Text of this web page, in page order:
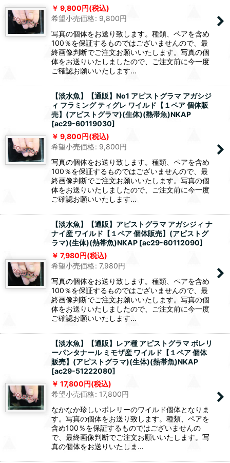
9,800円(税込)
希望小売価格: 9,800円
写真の個体をお送り致します。種類、ペアを含め
100％を保証するものではございませんので、最
終画像判断でご注文お願いいたします。写真の個
体をお送りいたしましたので、ご注文前に今一度
ご確認お願いいたします…
【淡水魚】【通販】No1 アピストグラマ アガシジ
ィ フラミング ティグレ ワイルド【１ペア 個体販
売】(アピストグラマ)(生体)(熱帯魚)NKAP
[ac29-60119030]
9,800円(税込)
希望小売価格: 9,800円
写真の個体をお送り致します。種類、ペアを含め
100％を保証するものではございませんので、最
終画像判断でご注文お願いいたします。写真の個
体をお送りいたしましたので、ご注文前に今一度
ご確認お願いいたします…
【淡水魚】【通販】アピストグラマ アガシジィ ナ
ナイ産 ワイルド【１ペア 個体販売】(アピストグ
ラマ)(生体)(熱帯魚)NKAP [ac29-60112090]
7,980円(税込)
希望小売価格: 7,980円
写真の個体をお送り致します。種類、ペアを含め
100％を保証するものではございませんので、最
終画像判断でご注文お願いいたします。写真の個
体をお送りいたしましたので、ご注文前に今一度
ご確認お願いいたします…
【淡水魚】【通販】レア種 アピストグラマ ボレリ
ーパンタナール ミモザ産 ワイルド【１ペア 個体
販売】(アピストグラマ)(生体)(熱帯魚)NKAP
[ac29-51222080]
17,800円(税込)
希望小売価格: 17,800円
なかなか珍しいボレリーのワイルド個体となりま
す。写真の個体をお送り致します。種類、ペアを
含め100％を保証するものではございませんの
で、最終画像判断でご注文お願いいたします。写
真の個体をお送りいたしま…